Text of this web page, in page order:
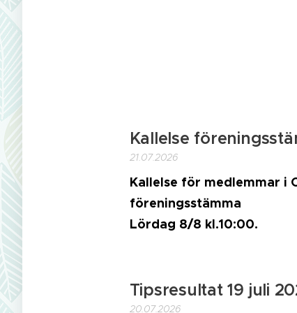
Kallelse
21.07.2026
Kallelse för medlemmar i
föreningsstämma
Lördag 8/8 kl.10:00.
Tipsresultat 19 juli
20.07.2026